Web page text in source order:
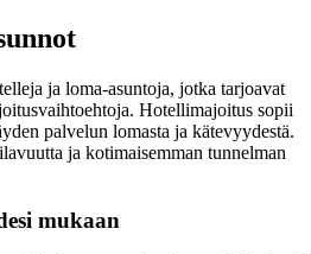
ja loma-asuntoja, jotka tarjoavat
Hotellimajoitus sopii
palvelun lomasta ja kätevyydestä.
ja kotimaisemman tunnelman
mukaan